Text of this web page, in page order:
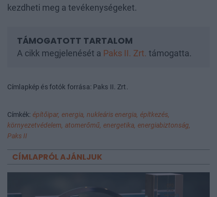
kezdheti meg a tevékenységeket.
A cikk megjelenését a Paks II. Zrt. támogatta.
Címlapkép és fotók forrása: Paks II. Zrt.
Címkék: építőipar, energia, nukleáris energia, építkezés,
környezetvédelem, atomerőmű, energetika, energiabiztonság,
Paks II
CÍMLAPRÓL AJÁNLJUK